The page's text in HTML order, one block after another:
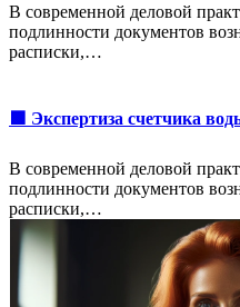
В современной деловой
подлинности документов
расписки,…
🟩 Экспертиза счетчика
В современной деловой
подлинности документов
расписки,…